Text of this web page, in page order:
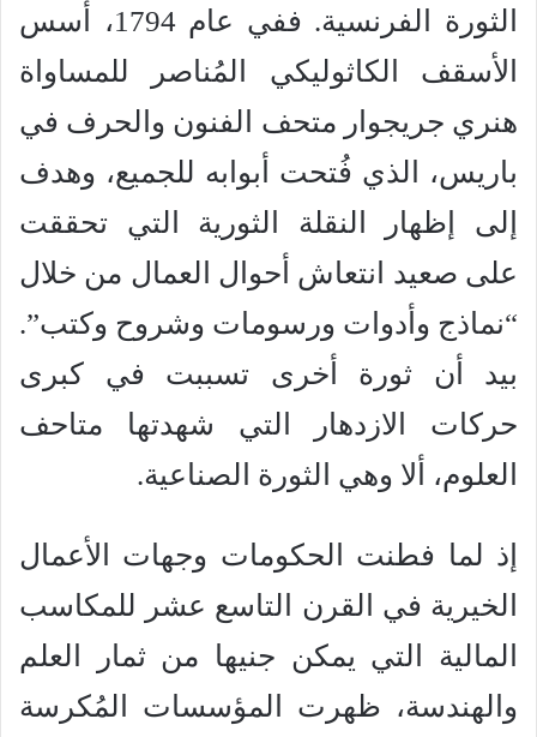
الثورة الفرنسية. ففي عام 1794، أسس
الأسقف الكاثوليكي المُناصر للمساواة
هنري جريجوار متحف الفنون والحرف في
باريس، الذي فُتحت أبوابه للجميع، وهدف
إلى إظهار النقلة الثورية التي تحققت
على صعيد انتعاش أحوال العمال من خلال
“نماذج وأدوات ورسومات وشروح وكتب”.
بيد أن ثورة أخرى تسببت في كبرى
حركات الازدهار التي شهدتها متاحف
العلوم، ألا وهي الثورة الصناعية.
إذ لما فطنت الحكومات وجهات الأعمال
الخيرية في القرن التاسع عشر للمكاسب
المالية التي يمكن جنيها من ثمار العلم
والهندسة، ظهرت المؤسسات المُكرسة